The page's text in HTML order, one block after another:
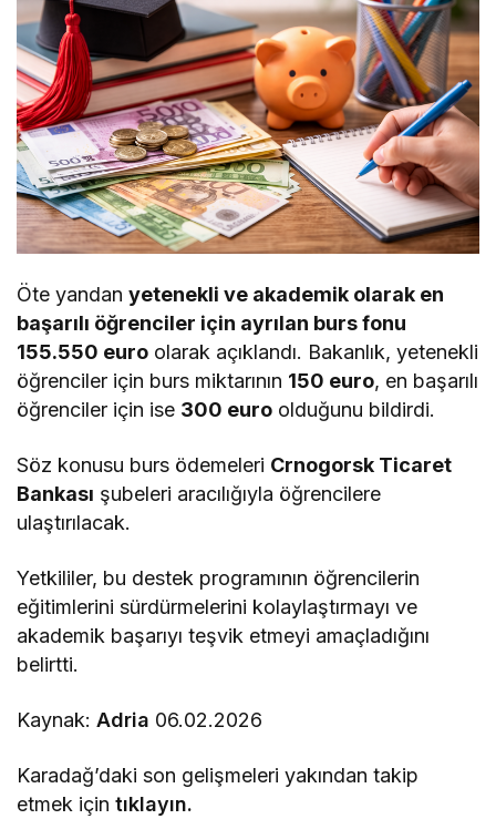
Öte yandanyetenekli ve akademik olarak en
başarılı öğrenciler için ayrılan burs fonu
155.550 euro olarak açıklandı. Bakanlık, yetenekli
öğrenciler için burs miktarının 150 euro, en başarılı
öğrenciler için ise 300 euro olduğunu bildirdi.
Söz konusu burs ödemeleri Crnogorsk Ticaret
Bankası şubeleri aracılığıyla öğrencilere
ulaştırılacak.
Yetkililer, bu destek programının öğrencilerin
eğitimlerini sürdürmelerini kolaylaştırmayı ve
akademik başarıyı teşvik etmeyi amaçladığını
belirtti.
Kaynak:Adria 06.02.2026
Karadağ’daki son gelişmeleri yakından takip
etmek için tıklayın.